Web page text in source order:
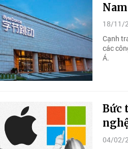
18/11/
Cạnh
các
Á.
Bức
04/02/